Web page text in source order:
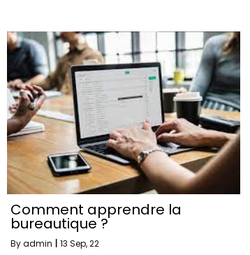
Comment apprendre la
bureautique ?
Byadmin 13 Sep, 22